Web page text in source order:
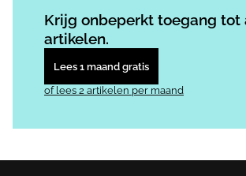
Krijg onbeperkt toegang tot
artikelen.
Lees 1 maand gratis
of lees 2 artikelen per maand